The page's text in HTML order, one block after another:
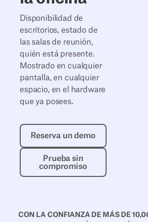
Disponibilidad de
escritorios, estado de
las salas de reunión,
quién está presente.
Mostrado en cualquier
pantalla, en cualquier
espacio, en el hardware
que ya posees.
Reserva un demo
Reserva un demo
Prueba sin
Prueba sin
compromiso
CON LA CONFIANZA DE MÁS DE